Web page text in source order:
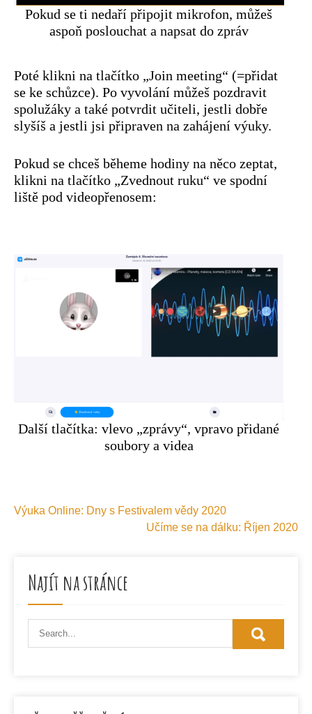
Pokud se ti nedaří připojit mikrofon, můžeš
aspoň poslouchat a napsat do zpráv
Poté klikni na tlačítko „Join meeting“ (=přidat
se ke schůzce). Po vyvolání můžeš pozdravit
spolužáky a také potvrdit učiteli, jestli dobře
slyšíš a jestli jsi připraven na zahájení výuky.
Pokud se chceš běheme hodiny na něco zeptat,
klikni na tlačítko „Zvednout ruku“ ve spodní
liště pod videopřenosem:
Další tlačítka: vlevo „zprávy“, vpravo přidané
soubory a videa
Navigace
Výuka Online: Dny s Festivalem vědy 2020
Učíme se na dálku: Říjen 2020
Najít na stránce